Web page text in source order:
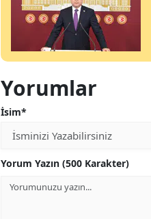
Yorumlar
İsim*
Yorum Yazın (500 Karakter)